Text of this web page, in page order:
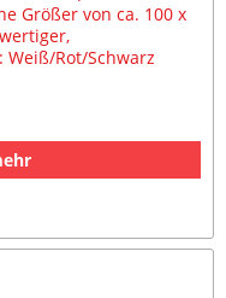
Größer von ca. 100 x
Rot/Schwarz